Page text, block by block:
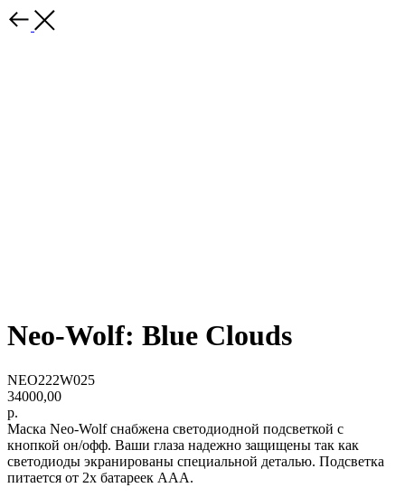
Neo-Wolf: Blue Clouds
NEO222W025
34000,00
р.
Маска Neo-Wolf снабжена светодиодной подсветкой с
кнопкой он/офф. Ваши глаза надежно защищены так как
светодиоды экранированы специальной деталью. Подсветка
питается от 2х батареек ААА.